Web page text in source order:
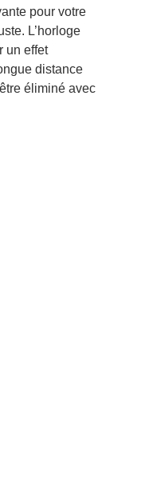
pour votre
L’horloge
un effet
distance
éliminé avec